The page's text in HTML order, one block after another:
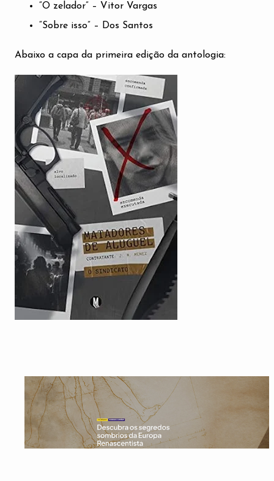
“O zelador” – Vitor Vargas
“Sobre isso” – Dos Santos
Abaixo a capa da primeira edição da antologia: